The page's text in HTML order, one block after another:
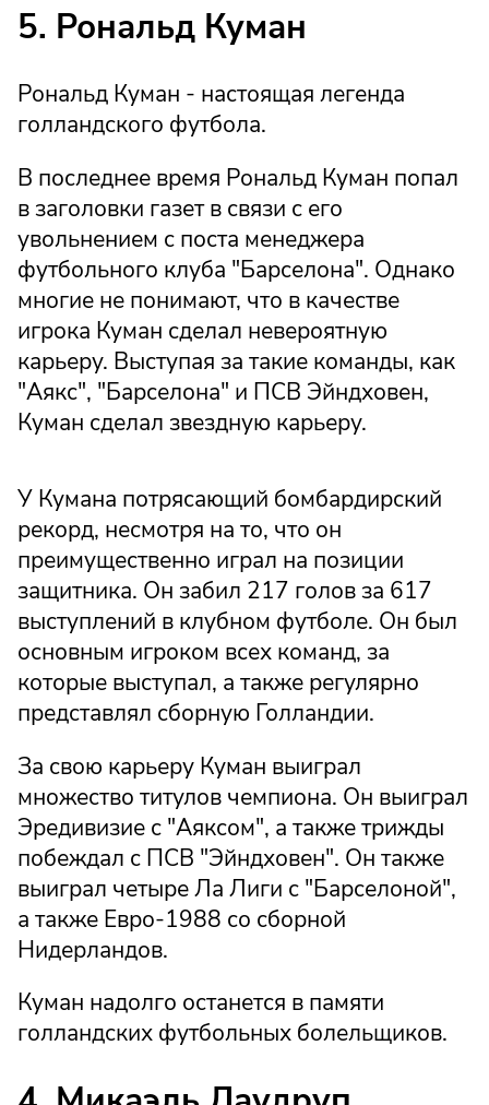
5. Рональд Куман
Рональд Куман - настоящая легенда
голландского футбола.
В последнее время Рональд Куман попал
в заголовки газет в связи с его
увольнением с поста менеджера
футбольного клуба "Барселона". Однако
многие не понимают, что в качестве
игрока Куман сделал невероятную
карьеру. Выступая за такие команды, как
"Аякс", "Барселона" и ПСВ Эйндховен,
Куман сделал звездную карьеру.
У Кумана потрясающий бомбардирский
рекорд, несмотря на то, что он
преимущественно играл на позиции
защитника. Он забил 217 голов за 617
выступлений в клубном футболе. Он был
основным игроком всех команд, за
которые выступал, а также регулярно
представлял сборную Голландии.
За свою карьеру Куман выиграл
множество титулов чемпиона. Он выиграл
Эредивизие с "Аяксом", а также трижды
побеждал с ПСВ "Эйндховен". Он также
выиграл четыре Ла Лиги с "Барселоной",
а также Евро-1988 со сборной
Нидерландов.
Куман надолго останется в памяти
голландских футбольных болельщиков.